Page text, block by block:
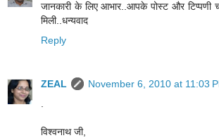
जानकारी के लिए आभार..आपके पोस्ट और टिप्पणी
मिली..धन्यवाद
Reply
ZEAL
November 6, 2010 at 11:03
.
विश्वनाथ जी,